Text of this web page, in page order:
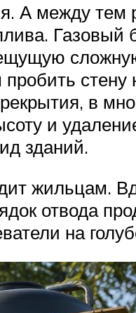
А между
Газовый
в
и
зданий.
жильцам.
отвода
на